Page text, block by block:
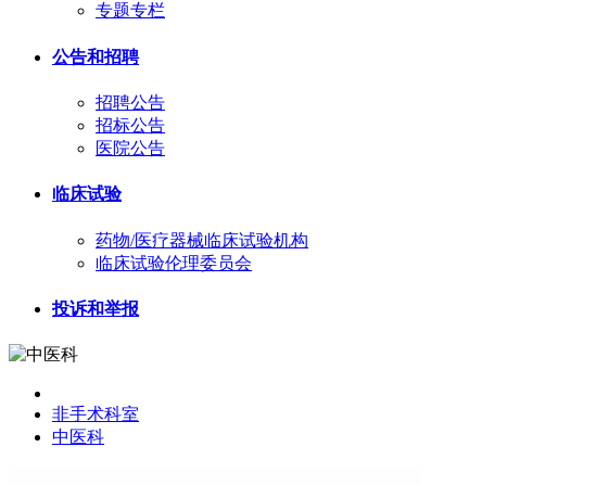
专题专栏
公告和招聘
招聘公告
招标公告
医院公告
临床试验
药物/医疗器械临床试验机构
临床试验伦理委员会
投诉和举报
非手术科室
中医科